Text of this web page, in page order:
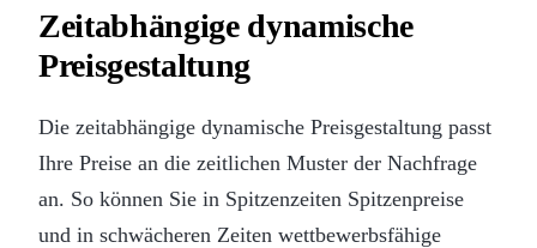
Zeitabhängige dynamische
Preisgestaltung
Die zeitabhängige dynamische Preisgestaltung passt
Ihre Preise an die zeitlichen Muster der Nachfrage
an. So können Sie in Spitzenzeiten Spitzenpreise
und in schwächeren Zeiten wettbewerbsfähige